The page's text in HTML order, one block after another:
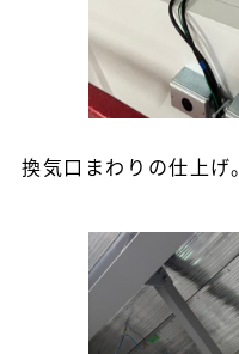
換気口まわりの仕上げ。